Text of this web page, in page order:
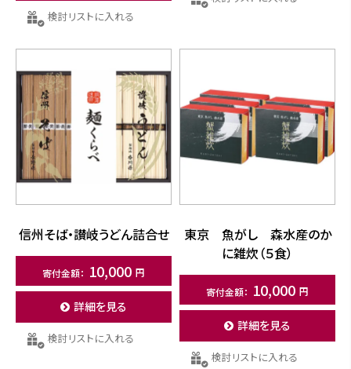
検討リストに入れる
信州そば・讃岐うどん詰合せ
10,000
詳細を見る
検討リストに入れる
東京 魚がし 森水産のか
に雑炊（５食）
10,000
詳細を見る
検討リストに入れる